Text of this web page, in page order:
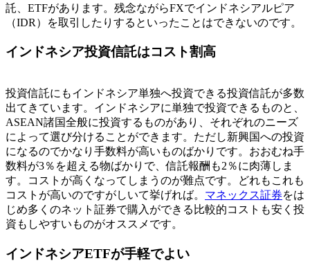
託、ETFがあります。残念ながらFXでインドネシアルピア
（IDR）を取引したりするといったことはできないのです。
インドネシア投資信託はコスト割高
投資信託にもインドネシア単独へ投資できる投資信託が多数
出てきています。インドネシアに単独で投資できるものと、
ASEAN諸国全般に投資するものがあり、それぞれのニーズ
によって選び分けることができます。ただし新興国への投資
になるのでかなり手数料が高いものばかりです。 おおむね手
数料が3％を超える物ばかりで、信託報酬も2％に肉薄しま
す。コストが高くなってしまうのが難点です。どれもこれも
コストが高いのですがしいて挙げれば。 マネックス証券をは
じめ多くのネット証券で購入ができる比較的コストも安く投
資もしやすいものがオススメです。
インドネシアETFが手軽でよい